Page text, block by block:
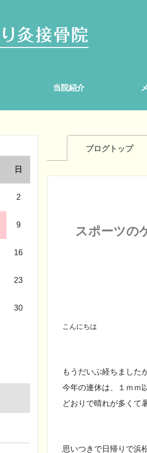
当院紹介
ブログトップ
スポーツの
こんにちは
もうだいぶ経ちました
今年の連休は、１ｍｍ
どおりで晴れが多くて
思いつきで日帰りで浜
日
2
9
16
23
30